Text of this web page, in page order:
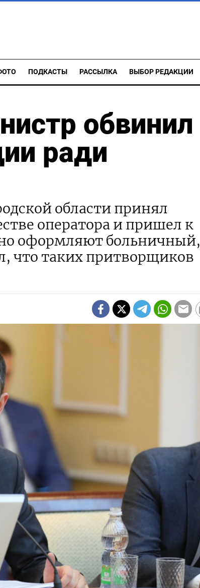
ПОДКАСТЫ РАССЫЛКА ВЫБОР РЕДАКЦИИ
обвинил
ради
области принял
оператора и пришел к
оформляют больничный,
что таких притворщиков